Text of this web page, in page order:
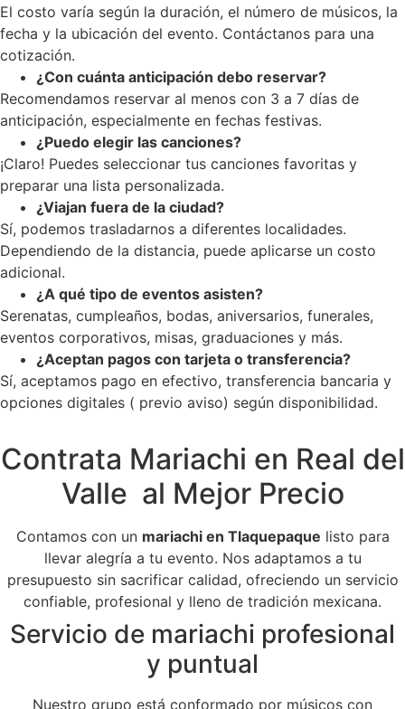
El costo varía según la duración, el número de músicos, la
fecha y la ubicación del evento. Contáctanos para una
cotización.
¿Con cuánta anticipación debo reservar?
Recomendamos reservar al menos con 3 a 7 días de
anticipación, especialmente en fechas festivas.
¿Puedo elegir las canciones?
¡Claro! Puedes seleccionar tus canciones favoritas y
preparar una lista personalizada.
¿Viajan fuera de la ciudad?
Sí, podemos trasladarnos a diferentes localidades.
Dependiendo de la distancia, puede aplicarse un costo
adicional.
¿A qué tipo de eventos asisten?
Serenatas, cumpleaños, bodas, aniversarios, funerales,
eventos corporativos, misas, graduaciones y más.
¿Aceptan pagos con tarjeta o transferencia?
Sí, aceptamos pago en efectivo, transferencia bancaria y
opciones digitales ( previo aviso) según disponibilidad.
Contrata Mariachi en Real del
Valle al Mejor Precio
Contamos con un mariachi en Tlaquepaque listo para
llevar alegría a tu evento. Nos adaptamos a tu
presupuesto sin sacrificar calidad, ofreciendo un servicio
confiable, profesional y lleno de tradición mexicana.
Servicio de mariachi profesional
y puntual
Nuestro grupo está conformado por músicos con